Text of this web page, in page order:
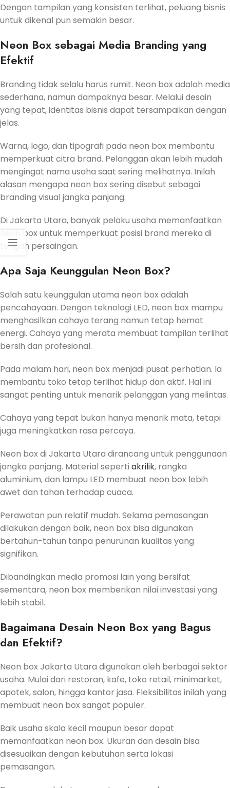
Dengan tampilan yang konsisten terlihat, peluang bisnis
untuk dikenal pun semakin besar.
Neon Box sebagai Media Branding yang
Efektif
Branding tidak selalu harus rumit. Neon box adalah media
sederhana, namun dampaknya besar. Melalui desain
yang tepat, identitas bisnis dapat tersampaikan dengan
jelas.
Warna, logo, dan tipografi pada neon box membantu
memperkuat citra brand. Pelanggan akan lebih mudah
mengingat nama usaha saat sering melihatnya. Inilah
alasan mengapa neon box sering disebut sebagai
branding visual jangka panjang.
Di Jakarta Utara, banyak pelaku usaha memanfaatkan
neon box untuk memperkuat posisi brand mereka di
tengah persaingan.
Apa Saja Keunggulan Neon Box?
Salah satu keunggulan utama neon box adalah
pencahayaan. Dengan teknologi LED, neon box mampu
menghasilkan cahaya terang namun tetap hemat
energi. Cahaya yang merata membuat tampilan terlihat
bersih dan profesional.
Pada malam hari, neon box menjadi pusat perhatian. Ia
membantu toko tetap terlihat hidup dan aktif. Hal ini
sangat penting untuk menarik pelanggan yang melintas.
Cahaya yang tepat bukan hanya menarik mata, tetapi
juga meningkatkan rasa percaya.
Neon box di Jakarta Utara dirancang untuk penggunaan
jangka panjang. Material seperti akrilik, rangka
aluminium, dan lampu LED membuat neon box lebih
awet dan tahan terhadap cuaca.
Perawatan pun relatif mudah. Selama pemasangan
dilakukan dengan baik, neon box bisa digunakan
bertahun-tahun tanpa penurunan kualitas yang
signifikan.
Dibandingkan media promosi lain yang bersifat
sementara, neon box memberikan nilai investasi yang
lebih stabil.
Bagaimana Desain Neon Box yang Bagus
dan Efektif?
Neon box Jakarta Utara digunakan oleh berbagai sektor
usaha. Mulai dari restoran, kafe, toko retail, minimarket,
apotek, salon, hingga kantor jasa. Fleksibilitas inilah yang
membuat neon box sangat populer.
Baik usaha skala kecil maupun besar dapat
memanfaatkan neon box. Ukuran dan desain bisa
disesuaikan dengan kebutuhan serta lokasi
pemasangan.